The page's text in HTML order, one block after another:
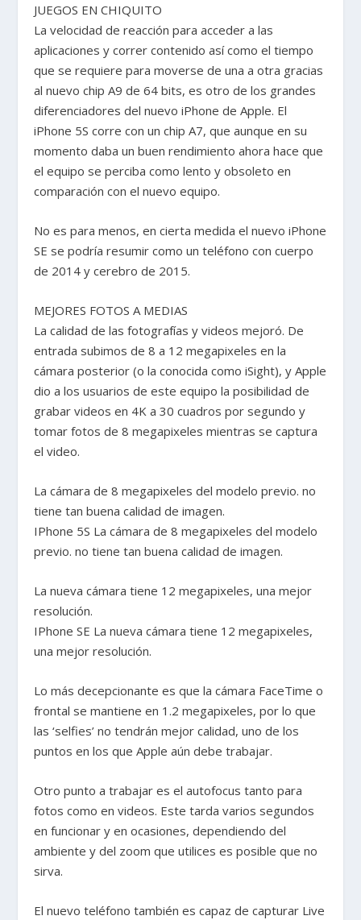
JUEGOS EN CHIQUITO
La velocidad de reacción para acceder a las
aplicaciones y correr contenido así como el tiempo
que se requiere para moverse de una a otra gracias
al nuevo chip A9 de 64 bits, es otro de los grandes
diferenciadores del nuevo iPhone de Apple. El
iPhone 5S corre con un chip A7, que aunque en su
momento daba un buen rendimiento ahora hace que
el equipo se perciba como lento y obsoleto en
comparación con el nuevo equipo.
No es para menos, en cierta medida el nuevo iPhone
SE se podría resumir como un teléfono con cuerpo
de 2014 y cerebro de 2015.
MEJORES FOTOS A MEDIAS
La calidad de las fotografías y videos mejoró. De
entrada subimos de 8 a 12 megapixeles en la
cámara posterior (o la conocida como iSight), y Apple
dio a los usuarios de este equipo la posibilidad de
grabar videos en 4K a 30 cuadros por segundo y
tomar fotos de 8 megapixeles mientras se captura
el video.
La cámara de 8 megapixeles del modelo previo. no
tiene tan buena calidad de imagen.
IPhone 5S La cámara de 8 megapixeles del modelo
previo. no tiene tan buena calidad de imagen.
La nueva cámara tiene 12 megapixeles, una mejor
resolución.
IPhone SE La nueva cámara tiene 12 megapixeles,
una mejor resolución.
Lo más decepcionante es que la cámara FaceTime o
frontal se mantiene en 1.2 megapixeles, por lo que
las ‘selfies’ no tendrán mejor calidad, uno de los
puntos en los que Apple aún debe trabajar.
Otro punto a trabajar es el autofocus tanto para
fotos como en videos. Este tarda varios segundos
en funcionar y en ocasiones, dependiendo del
ambiente y del zoom que utilices es posible que no
sirva.
El nuevo teléfono también es capaz de capturar Live